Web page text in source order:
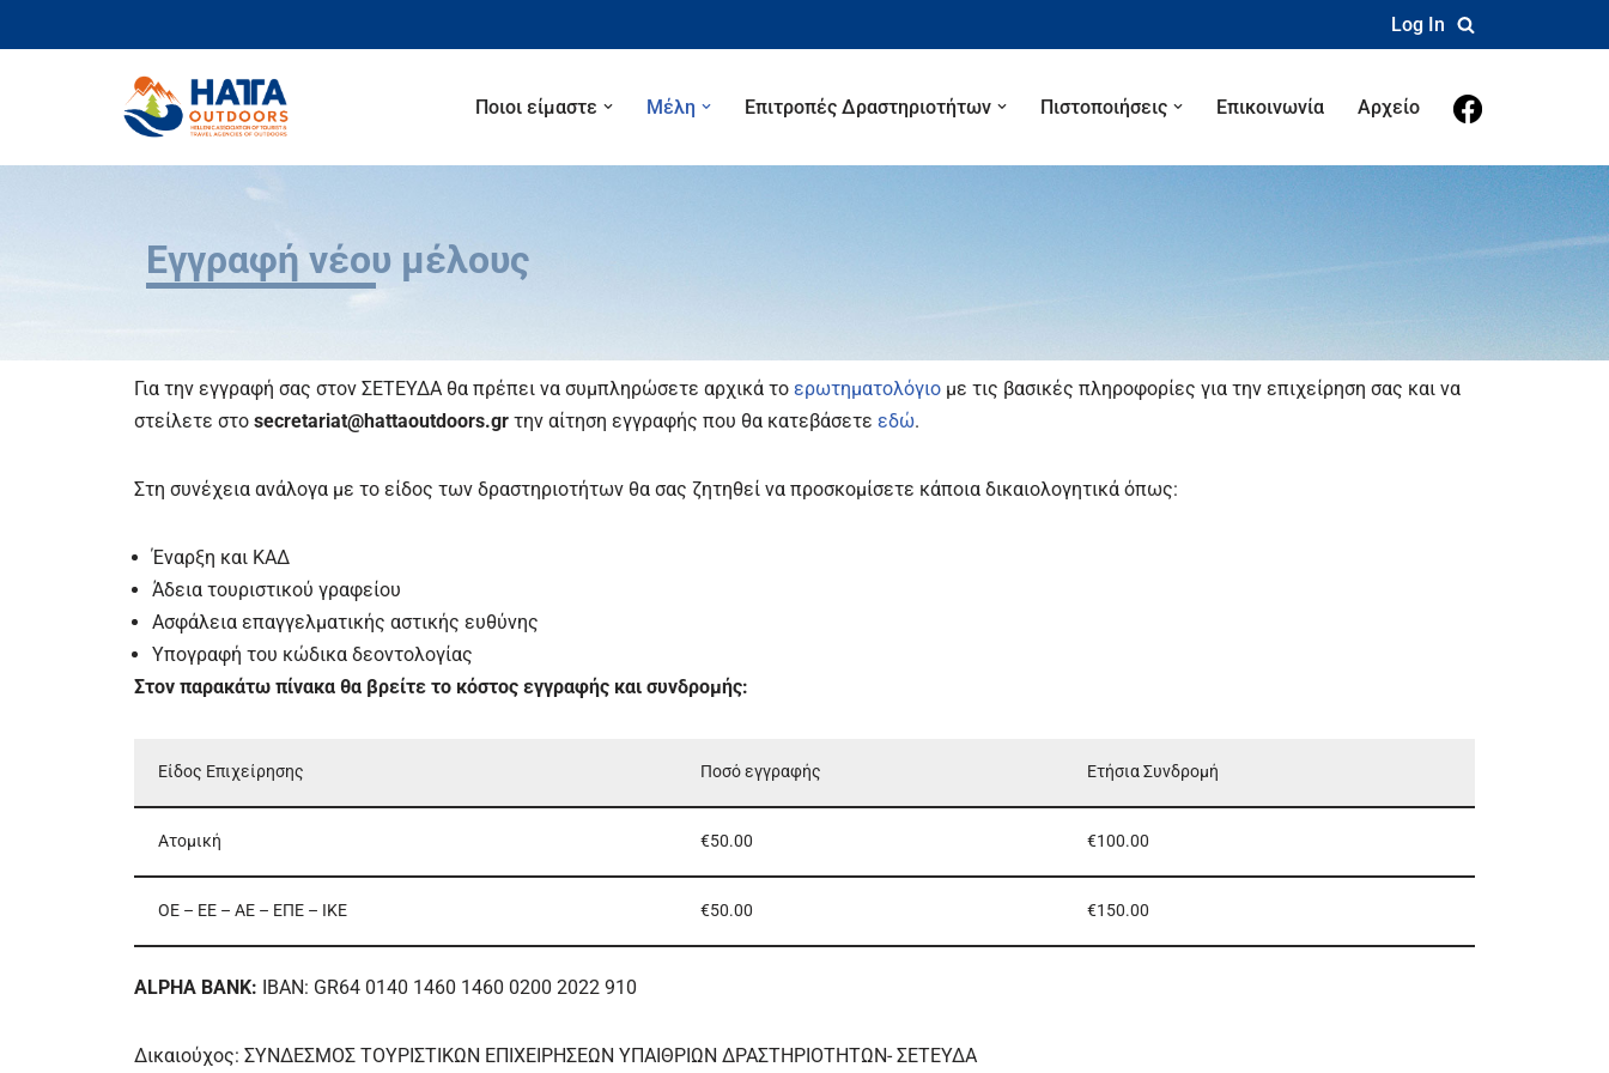
περιεχόμενο
Log In
Ποιοι είμαστε Μέλη Επιτροπές Δραστηριοτήτων Πιστοποιήσεις Επικοινωνία Αρχείο
Eγγραφή νέου μέλους
Για την εγγραφή σας στον ΣΕΤΕΥΔΑ θα πρέπει να συμπληρώσετε αρχικά το ερωτηματολόγιο με τις βασικές πληροφορίες για την επιχείρηση σας και να
στείλετε στο secretariat@hattaoutdoors.gr την αίτηση εγγραφής που θα κατεβάσετε εδώ.
Στη συνέχεια ανάλογα με το είδος των δραστηριοτήτων θα σας ζητηθεί να προσκομίσετε κάποια δικαιολογητικά όπως:
Έναρξη και ΚΑΔ
Άδεια τουριστικού γραφείου
Ασφάλεια επαγγελματικής αστικής ευθύνης
Υπογραφή του κώδικα δεοντολογίας
Στον παρακάτω πίνακα θα βρείτε το κόστος εγγραφής και συνδρομής:
Είδος Επιχείρησης Ποσό εγγραφής Ετήσια Συνδρομή
Ατομική €50.00 €100.00
ΟΕ – ΕΕ – ΑΕ – ΕΠΕ – ΙΚΕ €50.00 €150.00
ALPHA BANK: IBAN: GR64 0140 1460 1460 0200 2022 910
Δικαιούχος: ΣΥΝΔΕΣΜΟΣ ΤΟΥΡΙΣΤΙΚΩΝ ΕΠΙΧΕΙΡΗΣΕΩΝ ΥΠΑΙΘΡΙΩΝ ΔΡΑΣΤΗΡΙΟΤΗΤΩΝ- ΣΕΤΕΥΔΑ